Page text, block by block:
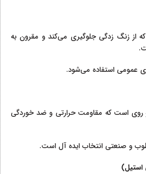
از زنگ‌ زدگی جلوگیری می‌کند و مقرون‌ به‌
عمومی استفاده می‌شود.
و روی است که مقاومت حرارتی و ضد خوردگی
و صنعتی انتخاب ایده‌ آل است.